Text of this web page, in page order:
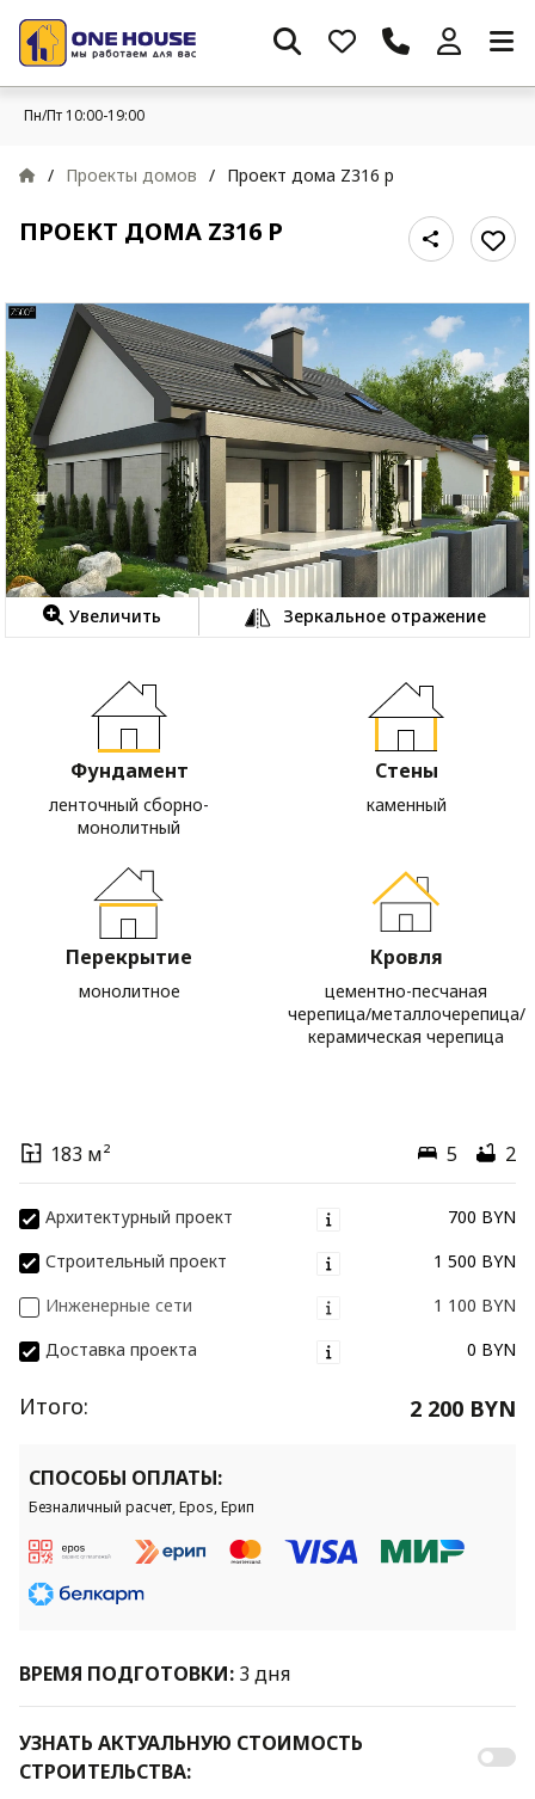
Пн/Пт 10:00-19:00
/ Проекты домов / Проект дома Z316 p
ПРОЕКТ ДОМА Z316 P
Увеличить Зеркальное отражение
Фундамент
ленточный сборно-
монолитный
Стены
каменный
Перекрытие
монолитное
Кровля
цементно-песчаная
черепица/металлочерепица/
керамическая черепица
183 м² 5 2
Архитектурный проект
700 BYN
Строительный проект
1 500 BYN
Инженерные сети
1 100 BYN
Доставка проекта
0 BYN
Итого: 2 200 BYN
СПОСОБЫ ОПЛАТЫ:
Безналичный расчет, Epos, Ерип
ВРЕМЯ ПОДГОТОВКИ: 3 дня
УЗНАТЬ АКТУАЛЬНУЮ СТОИМОСТЬ
СТРОИТЕЛЬСТВА: